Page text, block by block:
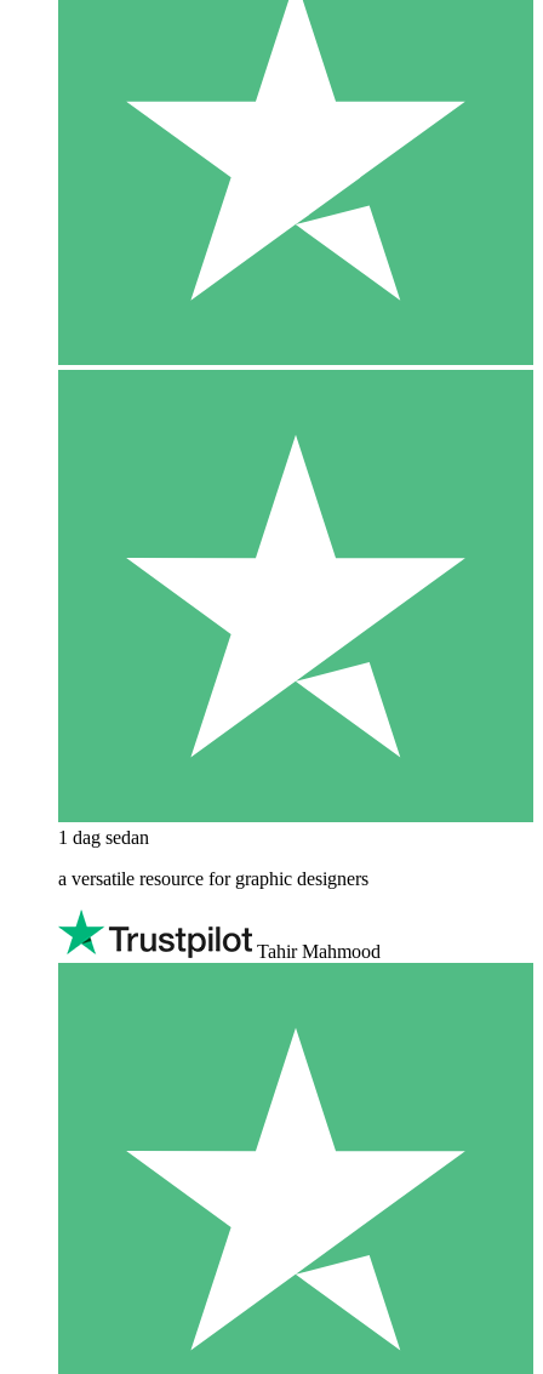
1 dag sedan
a versatile resource for graphic designers
Tahir Mahmood